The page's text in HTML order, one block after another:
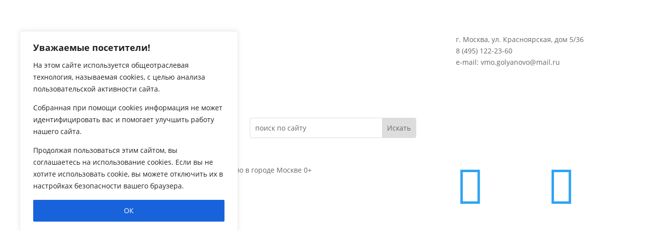
Уважаемые посетители!
На этом сайте используется общеотраслевая
технология, называемая cookies, с целью анализа
пользовательской активности сайта.
Собранная при помощи cookies информация не может
идентифицировать вас и помогает улучшить работу
нашего сайта.
Продолжая пользоваться этим сайтом, вы
соглашаетесь на использование cookies. Если вы не
хотите использовать cookie, вы можете отключить их в
настройках безопасности вашего браузера.
ОК
г. Москва, ул. Красноярская, дом 5/36
8 (495) 122-23-60
e-mail: vmo.golyanovo@mail.ru
Сетевое издание Муниципальный округ Гольяново в городе Москве 0+
Об использовании информации сайта.
© 2024 Все права защищены.
 